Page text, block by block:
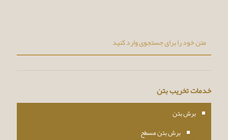
خدمات تخریب بتن
برش بتن
برش بتن مسطح